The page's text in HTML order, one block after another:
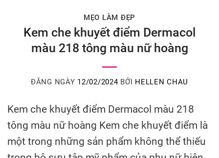
MẸO LÀM ĐẸP
Kem che khuyết điểm Dermacol
màu 218 tông màu nữ hoàng
ĐĂNG NGÀY 12/02/2024BỞI HELLEN CHAU
Kem che khuyết điểm Dermacol màu 218
tông màu nữ hoàng Kem che khuyết điểm là
một trong những sản phẩm không thể thiếu